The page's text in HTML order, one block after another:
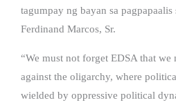
tagumpay ng bayan sa
Ferdinand Marcos, Sr.
“We must not forget EDSA that
against the oligarchy, where
wielded by oppressive political